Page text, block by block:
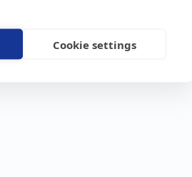
Cookie settings